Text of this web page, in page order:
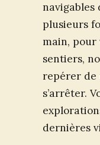
navigables
plusieurs
main, pour
sentiers,
repérer de
s’arrêter.
dernières